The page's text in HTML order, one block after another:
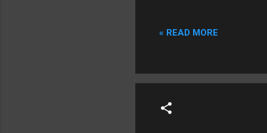
الثالثة والأخيرة من بيع
READ MORE »